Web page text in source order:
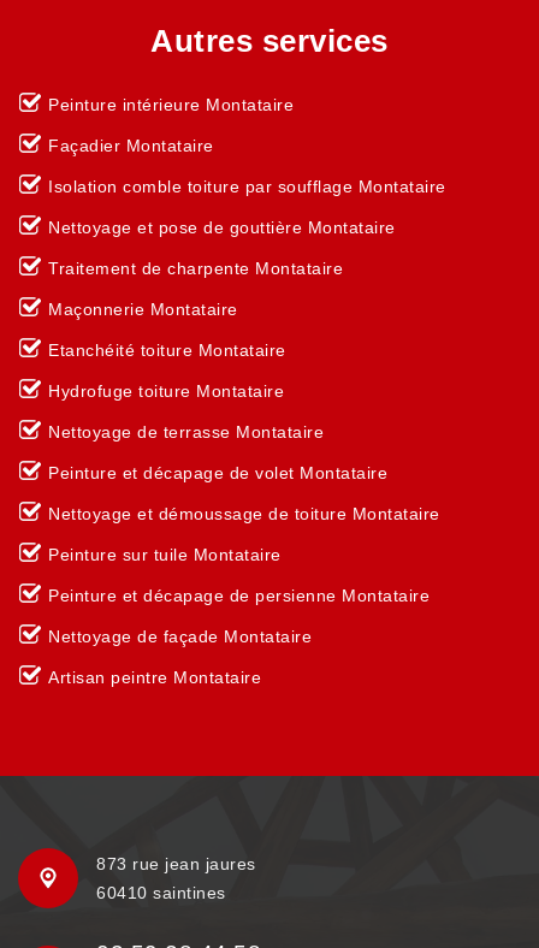
Autres services
Peinture intérieure Montataire
Façadier Montataire
Isolation comble toiture par soufflage Montataire
Nettoyage et pose de gouttière Montataire
Traitement de charpente Montataire
Maçonnerie Montataire
Etanchéité toiture Montataire
Hydrofuge toiture Montataire
Nettoyage de terrasse Montataire
Peinture et décapage de volet Montataire
Nettoyage et démoussage de toiture Montataire
Peinture sur tuile Montataire
Peinture et décapage de persienne Montataire
Nettoyage de façade Montataire
Artisan peintre Montataire
873 rue jean jaures
60410 saintines